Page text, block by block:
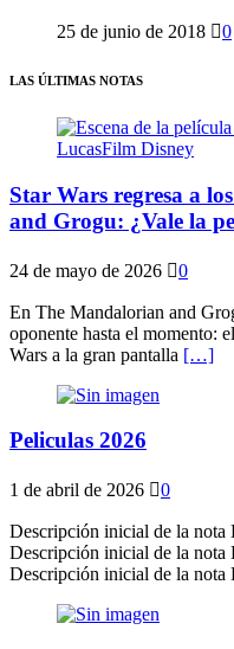
25 de junio de 2018 0
LAS ÚLTIMAS NOTAS
Star Wars regresa a
and Grogu: ¿Vale la
24 de mayo de 2026 0
En The Mandalorian and
oponente hasta el momento:
Wars a la gran pantalla […]
Peliculas 2026
1 de abril de 2026 0
Descripción inicial de la nota
Descripción inicial de la nota
Descripción inicial de la nota